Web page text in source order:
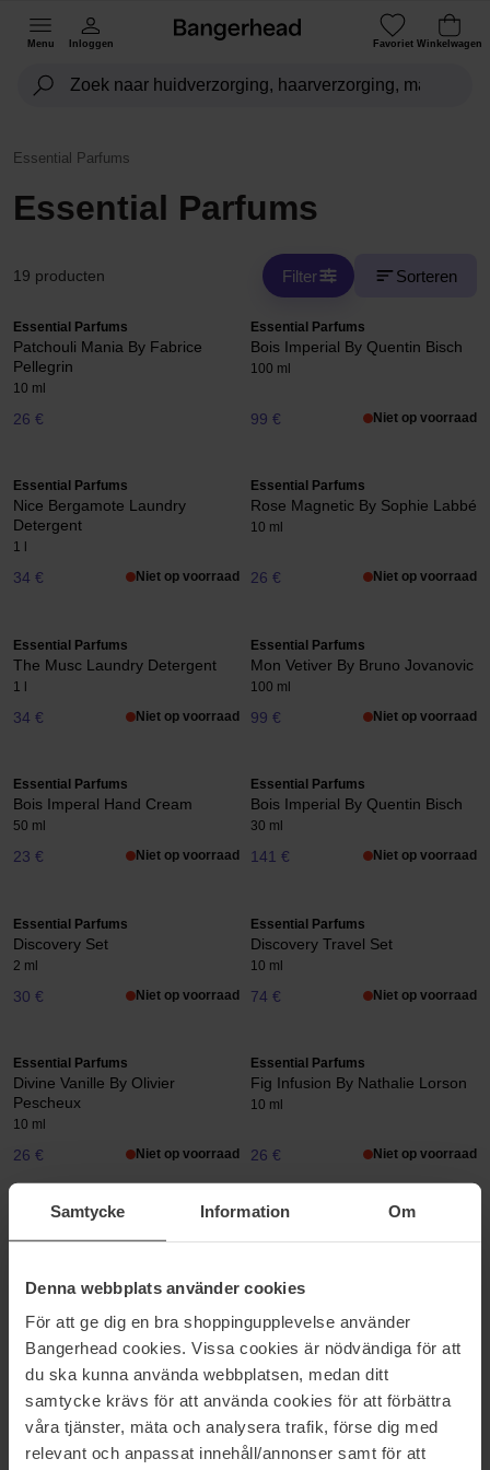
Samtycke Information Om
Denna webbplats använder cookies
För att ge dig en bra shoppingupplevelse använder
Bangerhead cookies. Vissa cookies är nödvändiga för att
du ska kunna använda webbplatsen, medan ditt
samtycke krävs för att använda cookies för att förbättra
våra tjänster, mäta och analysera trafik, förse dig med
relevant och anpassat innehåll/annonser samt för att
Menu Inloggen Favoriet Winkelwagen
Essential Parfums
Essential Parfums
19 producten Filter Sorteren
Essential Parfums
Patchouli Mania By Fabrice
Pellegrin
10 ml
26 €
Essential Parfums
Bois Imperial By Quentin Bisch
100 ml
99 € Niet op voorraad
Essential Parfums
Nice Bergamote Laundry
Detergent
1 l
34 € Niet op voorraad
Essential Parfums
Rose Magnetic By Sophie Labbé
10 ml
26 € Niet op voorraad
Essential Parfums
The Musc Laundry Detergent
1 l
34 € Niet op voorraad
Essential Parfums
Mon Vetiver By Bruno Jovanovic
100 ml
99 € Niet op voorraad
Essential Parfums
Bois Imperal Hand Cream
50 ml
23 € Niet op voorraad
Essential Parfums
Bois Imperial By Quentin Bisch
30 ml
141 € Niet op voorraad
Essential Parfums
Discovery Set
2 ml
30 € Niet op voorraad
Essential Parfums
Discovery Travel Set
10 ml
74 € Niet op voorraad
Essential Parfums
Divine Vanille By Olivier
Pescheux
10 ml
26 € Niet op voorraad
Essential Parfums
Fig Infusion By Nathalie Lorson
10 ml
26 € Niet op voorraad
Essential Parfums
Neroli Botanica By Anne Flipo
99 € Niet op voorraad
Essential Parfums
Nice Bergamot By Antione
30 ml
141 € Niet op voorraad
Essential Parfums
Nice Bergamote By Antoine
Maisondieu
Essential Parfums
Orange X Santal By Nathalie
Gracia Cetto